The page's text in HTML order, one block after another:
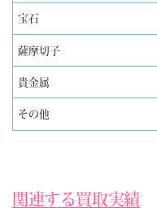
宝石
薩摩切子
貴金属
その他
関連する買取実績